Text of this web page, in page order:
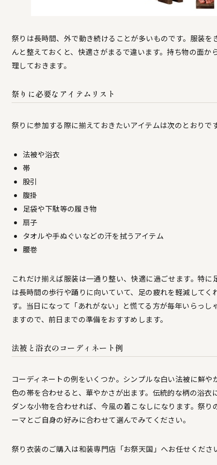
祭りは長時間、外で動き続けることが多いものです。服装を
んと整えておくと、快適さがまるで違います。持ち物の面か
理しておきます。
祭りに必要なアイテムリスト
祭りに参加する際に揃えておきたいアイテムは次のとおりで
法被や浴衣
帯
股引
腹掛
足袋や下駄等の履き物
扇子
タオルや手ぬぐいなどの汗を拭うアイテム
腰巻
これだけ揃えば服装は一通り整い、快適に過ごせます。特に
は長時間の歩行や踊りに向いていて、足の疲れを軽減してく
す。当日になって「あれがない」と慌てる方が毎年いらっし
ますので、前日までの準備をおすすめします。
法被と浴衣のコーディネート例
コーディネートの例をいくつか。シンプルな白い法被に鮮や
色の帯を合わせると、華やかさが出ます。伝統的な柄の浴衣
ダンな小物を合わせれば、今風の着こなしになります。祭り
ーマとご自身の好みに合わせて選んでみてください。
祭り衣装のご購入は和装専門店「お祭天国」へお任せくださ